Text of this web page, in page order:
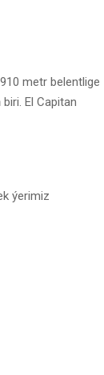
metr belentlige
El Capitan
ýerimiz